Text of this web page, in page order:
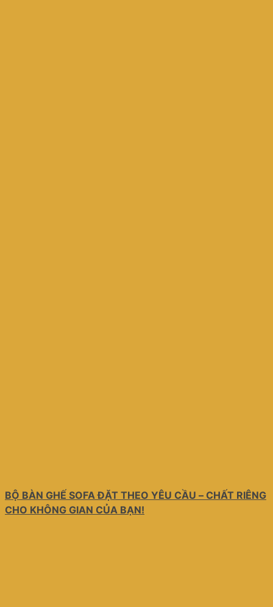
BỘ BÀN GHẾ SOFA ĐẶT THEO YÊU CẦU – CHẤT RIÊNG
CHO KHÔNG GIAN CỦA BẠN!